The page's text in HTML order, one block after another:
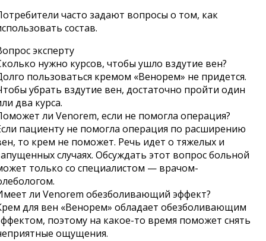
часто задают вопросы о том, как
состав.
эксперту
нужно курсов, чтобы ушло вздутие вен?
пользоваться кремом «Венорем» не придется.
убрать вздутие вен, достаточно пройти один
два курса.
ли Venorem, если не помогла операция?
пациенту не помогла операция по расширению
то крем не поможет. Речь идет о тяжелых и
случаях. Обсуждать этот вопрос больной
только со специалистом — врачом-
ли Venorem обезболивающий эффект?
для вен «Венорем» обладает обезболивающим
поэтому на какое-то время поможет снять
ощущения.